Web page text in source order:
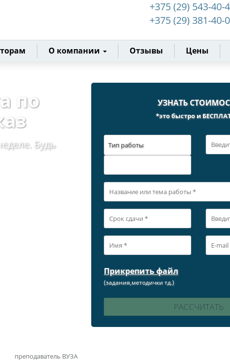
+375 (29) 543-40-
+375 (29) 381-40-
О компании Отзывы Цены
по
Будь
УЗНАТЬ
*это быстро и
Тип работы
Прикрепить файл
(задания,методички тд.)
преподаватель ВУЗА